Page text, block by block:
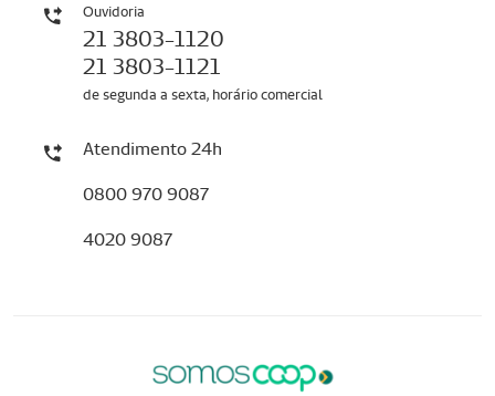
Ouvidoria
21 3803-1120
21 3803-1121
de segunda a sexta, horário comercial
Atendimento 24h
0800 970 9087
4020 9087